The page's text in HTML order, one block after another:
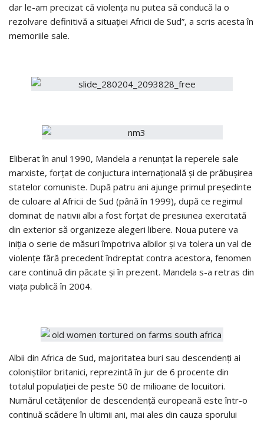
dar le-am precizat că violenţa nu putea să conducă la o
rezolvare definitivă a situaţiei Africii de Sud”, a scris acesta în
memoriile sale.
Eliberat în anul 1990, Mandela a renunţat la reperele sale
marxiste, forţat de conjuctura internaţională şi de prăbuşirea
statelor comuniste. După patru ani ajunge primul preşedinte
de culoare al Africii de Sud (până în 1999), după ce regimul
dominat de nativii albi a fost forţat de presiunea exercitată
din exterior să organizeze alegeri libere. Noua putere va
iniţia o serie de măsuri împotriva albilor şi va tolera un val de
violenţe fără precedent îndreptat contra acestora, fenomen
care continuă din păcate şi în prezent. Mandela s-a retras din
viaţa publică în 2004.
Albii din Africa de Sud, majoritatea buri sau descendenţi ai
coloniştilor britanici, reprezintă în jur de 6 procente din
totalul populaţiei de peste 50 de milioane de locuitori.
Numărul cetăţenilor de descendenţă europeană este într-o
continuă scădere în ultimii ani, mai ales din cauza sporului